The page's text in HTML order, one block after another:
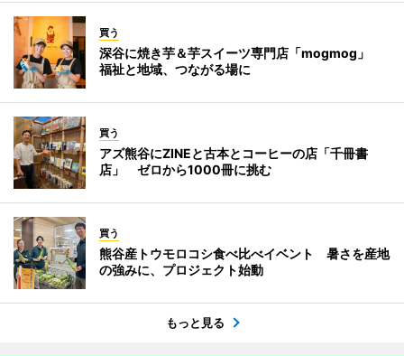
買う
深谷に焼き芋＆芋スイーツ専門店「mogmog」
福祉と地域、つながる場に
買う
アズ熊谷にZINEと古本とコーヒーの店「千冊書
店」 ゼロから1000冊に挑む
買う
熊谷産トウモロコシ食べ比べイベント 暑さを産地
の強みに、プロジェクト始動
もっと見る